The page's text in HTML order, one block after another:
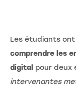
Les étudiants
comprendre les
digital pour deux
intervenantes